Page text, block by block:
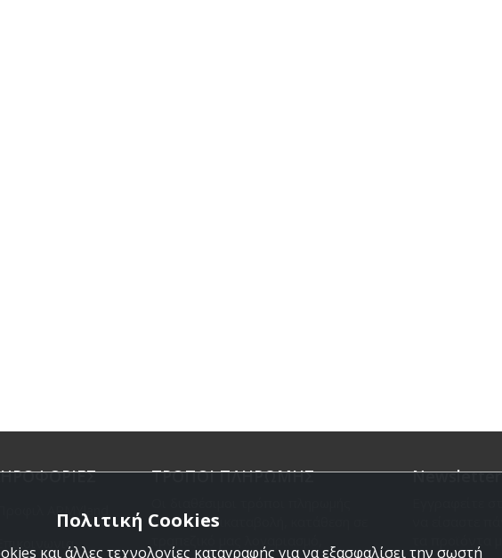
Προφιλ ARMYland
Επικοινωνια
ΤΡΟΠΟΙ ΠΛΗΡΩΜΗΣ
είναι η Αντικαταβολή, κατάθεση σε
Newsletter
Πολιτική Cookies
και άλλες τεχνολογίες καταγραφής για να εξασφαλίσει την σωστή